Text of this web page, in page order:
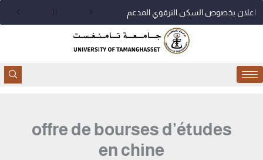
اعلان بخصوص السكن الترقوي المدعم
offre de bourses d’études
en chine